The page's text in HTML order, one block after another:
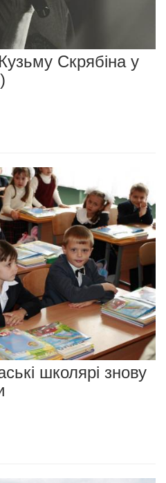
Скрябіна у
школярі знову